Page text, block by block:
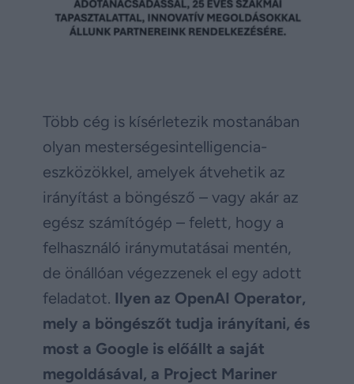
Több cég is kísérletezik mostanában
olyan mesterségesintelligencia-
eszközökkel, amelyek átvehetik az
irányítást a böngésző – vagy akár az
egész számítógép – felett, hogy a
felhasználó iránymutatásai mentén,
de önállóan végezzenek el egy adott
feladatot. Ilyen az OpenAI Operator,
mely a böngészőt tudja irányítani, és
most a Google is előállt a saját
megoldásával, a Project Mariner